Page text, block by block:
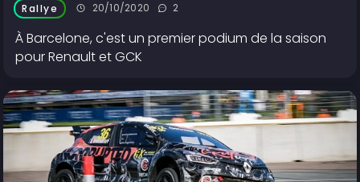
Rallye 20/10/2020 2
À Barcelone, c'est un premier podium de la saison
pour Renault et GCK